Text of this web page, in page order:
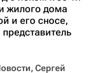
жилого дома
и его сносе,
Сергей